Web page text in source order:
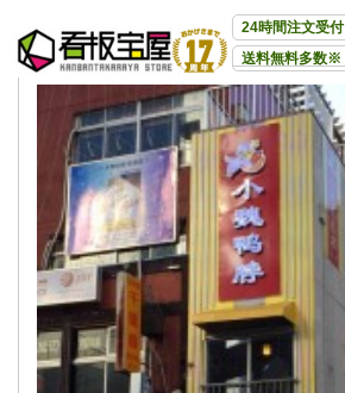
24時間注文受付
送料無料多数※